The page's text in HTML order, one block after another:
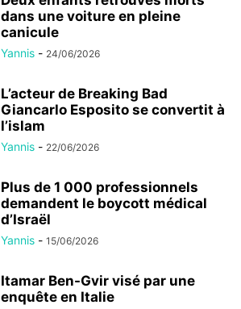
dans une voiture en pleine
canicule
Yannis - 24/06/2026
L’acteur de Breaking Bad
Giancarlo Esposito se convertit à
l’islam
Yannis - 22/06/2026
Plus de 1 000 professionnels
demandent le boycott médical
d’Israël
Yannis - 15/06/2026
Itamar Ben-Gvir visé par une
enquête en Italie